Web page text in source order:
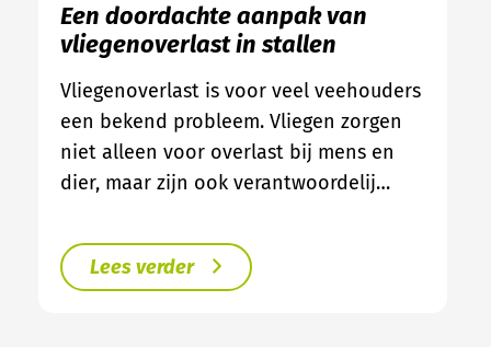
Een doordachte aanpak van
vliegenoverlast in stallen
Vliegenoverlast is voor veel veehouders
een bekend probleem. Vliegen zorgen
niet alleen voor overlast bij mens en
dier, maar zijn ook verantwoordelij…
Lees verder